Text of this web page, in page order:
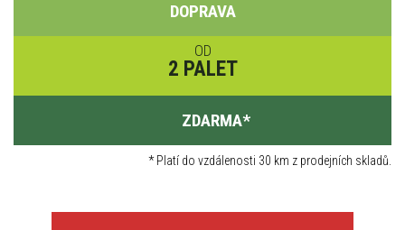
DOPRAVA
OD
2 PALET
ZDARMA*
*Platí do vzdálenosti 30 km z prodejních skladů.